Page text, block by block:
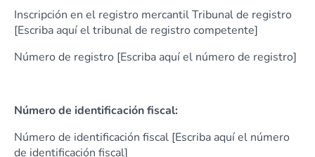
Inscripción en el registro mercantil Tribunal de registro
[Escriba aquí el tribunal de registro competente]
Número de registro [Escriba aquí el número de registro]
Número de identificación fiscal:
Número de identificación fiscal [Escriba aquí el número
de identificación fiscal]